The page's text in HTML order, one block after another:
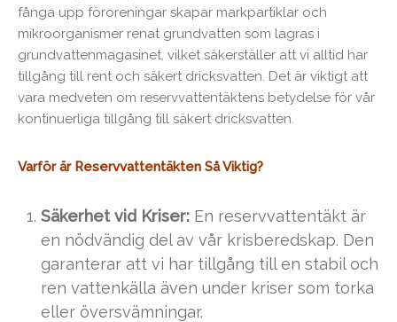
fånga upp föroreningar skapar markpartiklar och
mikroorganismer renat grundvatten som lagras i
grundvattenmagasinet, vilket säkerställer att vi alltid har
tillgång till rent och säkert dricksvatten. Det är viktigt att
vara medveten om reservvattentäktens betydelse för vår
kontinuerliga tillgång till säkert dricksvatten.
Varför är Reservvattentäkten Så Viktig?
Säkerhet vid Kriser: En reservvattentäkt är
en nödvändig del av vår krisberedskap. Den
garanterar att vi har tillgång till en stabil och
ren vattenkälla även under kriser som torka
eller översvämningar.